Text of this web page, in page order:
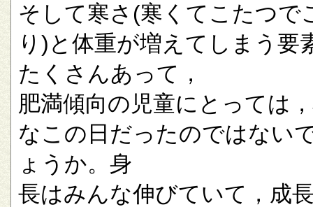
そして寒さ(寒くてこたつで
り)と体重が増えてしまう要
たくさんあって，
肥満傾向の児童にとっては
なこの日だったのではない
ょうか。身
長はみんな伸びていて，成